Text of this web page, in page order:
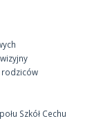
rodziców
Szkół Cechu